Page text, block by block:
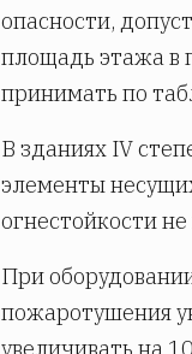
опасности,
площадь этажа в
принимать по
В зданиях IV
элементы
огнестойкости
При
пожаротушения
увеличивать на